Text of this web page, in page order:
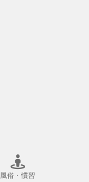
風俗・慣習